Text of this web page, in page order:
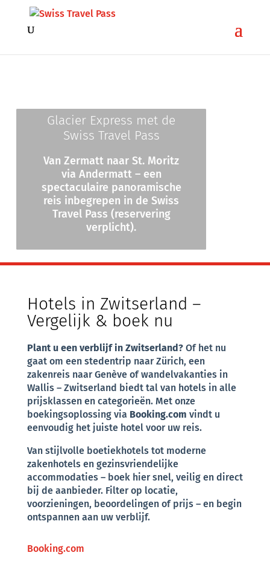
Glacier Express met de
Swiss Travel Pass
Van Zermatt naar St. Moritz
via Andermatt – een
spectaculaire panoramische
reis inbegrepen in de Swiss
Travel Pass (reservering
verplicht).
Hotels in Zwitserland –
Vergelijk & boek nu
Plant u een verblijf in Zwitserland?Of het nu
gaat om een stedentrip naar Zürich, een
zakenreis naar Genève of wandelvakanties in
Wallis – Zwitserland biedt tal van hotels in alle
prijsklassen en categorieën. Met onze
boekingsoplossing via Booking.com vindt u
eenvoudig het juiste hotel voor uw reis.
Van stijlvolle boetiekhotels tot moderne
zakenhotels en gezinsvriendelijke
accommodaties – boek hier snel, veilig en direct
bij de aanbieder. Filter op locatie,
voorzieningen, beoordelingen of prijs – en begin
ontspannen aan uw verblijf.
Booking.com